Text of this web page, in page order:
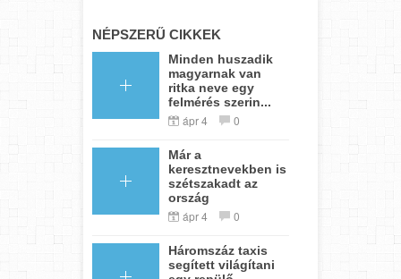
NÉPSZERŰ CIKKEK
Minden huszadik
magyarnak van
ritka neve egy
felmérés szerin...
ápr 4 0
Már a
keresztnevekben is
szétszakadt az
ország
ápr 4 0
Háromszáz taxis
segített világítani